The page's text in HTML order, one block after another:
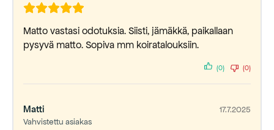
Matto vastasi odotuksia. Siisti, jämäkkä, paikallaan
pysyvä matto. Sopiva mm koiratalouksiin.
(0) (0)
Matti
Vahvistettu asiakas
17.7.2025